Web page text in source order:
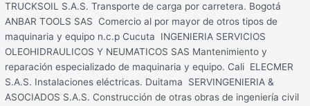
TRUCKSOIL S.A.S. Transporte de carga por carretera. Bogotá
ANBAR TOOLS SAS Comercio al por mayor de otros tipos de
maquinaria y equipo n.c.p Cucuta INGENIERIA SERVICIOS
OLEOHIDRAULICOS Y NEUMATICOS SAS Mantenimiento y
reparación especializado de maquinaria y equipo. Cali ELECMER
S.A.S. Instalaciones eléctricas. Duitama SERVINGENIERIA &
ASOCIADOS S.A.S. Construcción de otras obras de ingeniería civil